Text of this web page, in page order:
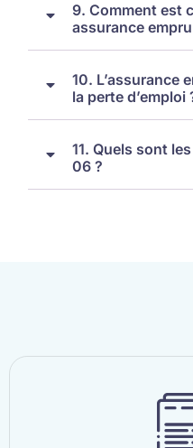
9. Comment est
assurance
10. L’assurance
la perte d’emploi
11. Quels sont
06 ?